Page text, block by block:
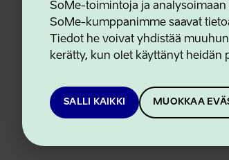
SoMe-toimintoja ja
SoMe-kumppanimme saavat
Tiedot he voivat yhdistää
kerätty, kun olet käyttänyt heidän
SALLI KAIKKI MUOKKAA